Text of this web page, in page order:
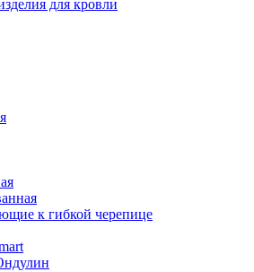
для кровли
к гибкой черепице